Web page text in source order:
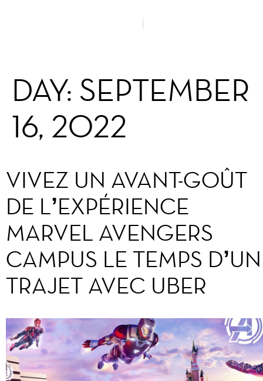
DAY: SEPTEMBER
16, 2022
VIVEZ UN AVANT-GOÛT
DE L’EXPÉRIENCE
MARVEL AVENGERS
CAMPUS LE TEMPS D’UN
TRAJET AVEC UBER